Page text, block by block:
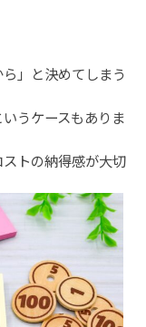
」と決めてしまう
うケースもありま
トの納得感が大切